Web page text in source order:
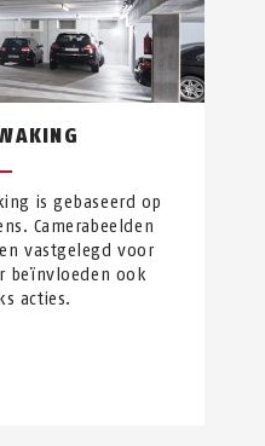
is gebaseerd op
Camerabeelden
vastgelegd voor
beïnvloeden ook
acties.